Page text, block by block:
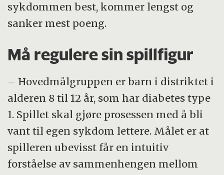
sykdommen best, kommer lengst og
sanker mest poeng.
Må regulere sin spillfigur
– Hovedmålgruppen er barn i distriktet i
alderen 8 til 12 år, som har diabetes type
1. Spillet skal gjøre prosessen med å bli
vant til egen sykdom lettere. Målet er at
spilleren ubevisst får en intuitiv
forståelse av sammenhengen mellom